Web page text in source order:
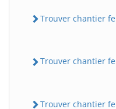
Trouver chantier
Trouver chantier
Trouver chantier